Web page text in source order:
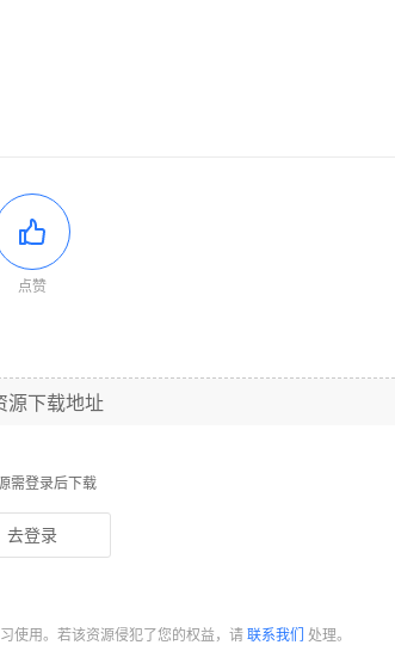
点赞
源下载地址
需登录后下载
去登录
使用。若该资源侵犯了您的权益，请 联系我们 处理。